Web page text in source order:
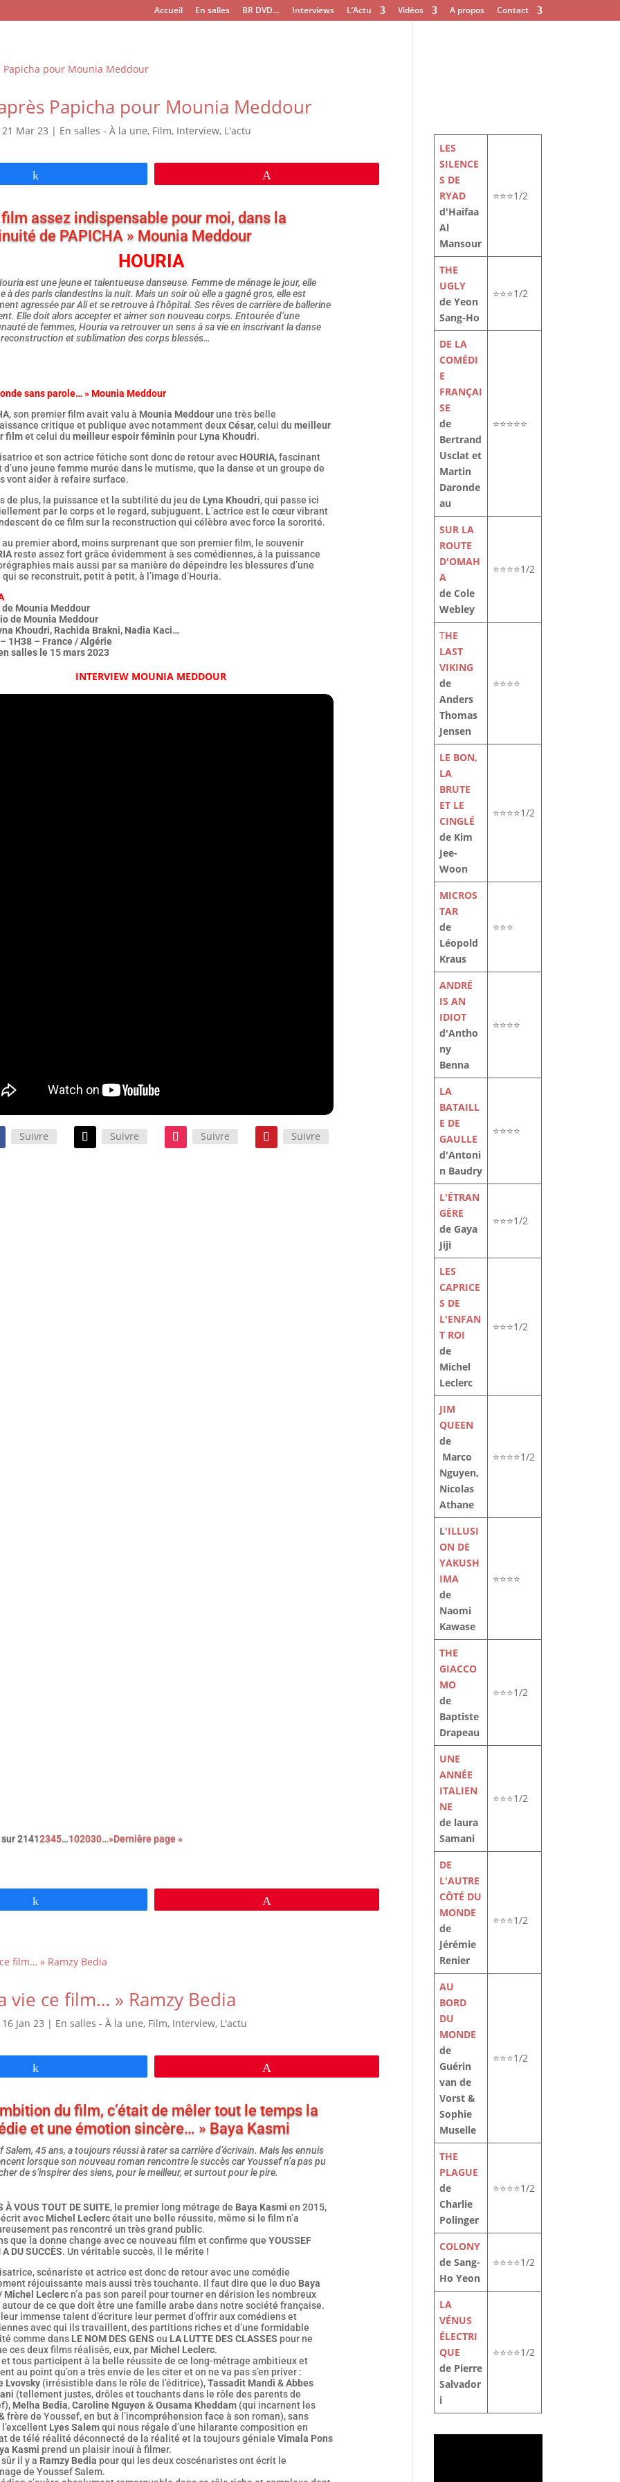
Accueil En salles BR DVD… Interviews L’Actu Vidéos A propos Contact
Papicha pour Mounia Meddour
21 Mar 23 | En salles - À la une, Film, Interview, L'actu
film assez indispensable pour moi, dans la
de PAPICHA » Mounia Meddour
HOURIA
est une jeune et talentueuse danseuse. Femme de ménage le jour, elle
à des paris clandestins la nuit. Mais un soir où elle a gagné gros, elle est
agressée par Ali et se retrouve à l’hôpital. Ses rêves de carrière de ballerine
Elle doit alors accepter et aimer son nouveau corps. Entourée d’une
de femmes, Houria va retrouver un sens à sa vie en inscrivant la danse
reconstruction et sublimation des corps blessés…
sans parole… » Mounia Meddour
, son premier film avait valu à Mounia Meddourune très belle
critique et publique avec notamment deuxCésar,celui du meilleur
filmet celui du meilleur espoir féminin pourLyna Khoudri.
et son actrice fétiche sont donc de retour avec HOURIA,fascinant
d’une jeune femme murée dans le mutisme, que la danse et un groupe de
vont aider à refaire surface.
de plus, la puissance et la subtilité du jeu de Lyna Khoudri, qui passe ici
par le corps et le regard, subjuguent. L’actrice est le cœur vibrant
de ce film sur la reconstruction qui célèbre avec force la sororité.
au premier abord, moins surprenant que son premier film, le souvenir
reste assez fort grâce évidemment à ses comédiennes, à la puissance
mais aussi par sa manière de dépeindre les blessures d’une
se reconstruit, petit à petit, à l’image d’Houria.
Mounia Meddour
de Mounia Meddour
Khoudri, Rachida Brakni, Nadia Kaci…
1H38 – France / Algérie
salles le 15 mars 2023
INTERVIEW MOUNIA MEDDOUR
Suivre Suivre Suivre Suivre
21412345…102030…»Dernière page »
vie ce film… » Ramzy Bedia
16 Jan 23 | En salles - À la une, Film, Interview, L'actu
du film, c’était de mêler tout le temps la
et une émotion sincère… » Baya Kasmi
Salem, 45 ans, a toujours réussi à rater sa carrière d’écrivain. Mais les ennuis
lorsque son nouveau roman rencontre le succès car Youssef n’a pas pu
de s’inspirer des siens, pour le meilleur, et surtout pour le pire.
À VOUS TOUT DE SUITE, le premier long métrage de Baya Kasmi en 2015,
avec Michel Leclercétait une belle réussite, même si le film n’a
pas rencontré un très grand public.
que la donne change avec ce nouveau film et confirme que YOUSSEF
DU SUCCÈS. Un véritable succès, il le mérite !
scénariste et actrice est donc de retour avec une comédie
réjouissante mais aussi très touchante. Il faut dire que le duo Baya
Michel Leclercn’a pas son pareil pour tourner en dérision les nombreux
de ce que doit être une famille arabe dans notre société française.
immense talent d’écriture leur permet d’offrir aux comédiens et
avec qui ils travaillent, des partitions riches et d’une formidable
comme dans LE NOM DES GENS ou LA LUTTE DES CLASSES pour ne
ces deux films réalisés, eux, par Michel Leclerc.
tous participent à la belle réussite de ce long-métrage ambitieux et
au point qu’on a très envie de les citer et on ne va pas s’en priver :
Lvovsky (irrésistible dans le rôle de l’éditrice),Tassadit Mandi &Abbes
(tellement justes, drôles et touchants dans le rôle des parents de
Melha Bedia,Caroline Nguyen &Ousama Kheddam(qui incarnent les
frère de Youssef, en but à l’incompréhension face à son roman), sans
Lyes Salemqui nous régale d’une hilarante composition en
de télé réalité déconnecté de la réalité et la toujours géniale Vimala Pons
Kasmi prend un plaisir inouï à filmer.
il y a Ramzy Bedia pour qui les deux coscénaristes ont écrit le
de Youssef Salem.
LES
SILENCE
S DE
RYAD
d'Haifaa
Al
Mansour
⭐⭐⭐1/2
THE
UGLY
de Yeon
Sang-Ho
⭐⭐⭐1/2
DE LA
COMÉDI
E
FRANÇAI
SE
de
Bertrand
Usclat et
Martin
Daronde
au
⭐⭐⭐⭐⭐
SUR LA
ROUTE
D'OMAH
A
de Cole
Webley
⭐⭐⭐⭐1/2
THE
LAST
VIKING
de
Anders
Thomas
Jensen
⭐⭐⭐⭐
LE BON,
LA
BRUTE
ET LE
CINGLÉ
de Kim
Jee-
Woon
⭐⭐⭐⭐1/2
MICROS
TAR
de
Léopold
Kraus
⭐⭐⭐
ANDRÉ
IS AN
IDIOT
d'Antho
ny
Benna
⭐⭐⭐⭐
LA
BATAILL
E DE
GAULLE
d'Antoni
n Baudry
⭐⭐⭐⭐
L'ÉTRAN
GÈRE
de Gaya
Jiji
⭐⭐⭐1/2
LES
CAPRICE
S DE
L'ENFAN
T ROI
de
Michel
Leclerc
⭐⭐⭐1/2
JIM
QUEEN
de
Marco
Nguyen,
Nicolas
Athane
⭐⭐⭐⭐1/2
L'ILLUSI
ON DE
YAKUSH
IMA
de
Naomi
Kawase
⭐⭐⭐⭐
THE
GIACCO
MO
de
Baptiste
Drapeau
⭐⭐⭐1/2
UNE
ANNÉE
ITALIEN
NE
de laura
Samani
⭐⭐⭐1/2
DE
L'AUTRE
CÔTÉ DU
MONDE
de
Jérémie
Renier
⭐⭐⭐1/2
AU
BORD
DU
MONDE
de
Guérin
van de
Vorst &
Sophie
Muselle
⭐⭐⭐1/2
THE
PLAGUE
de
Charlie
Polinger
⭐⭐⭐⭐1/2
COLONY
de Sang-
Ho Yeon
⭐⭐⭐⭐1/2
LA
VÉNUS
ÉLECTRI
QUE
de Pierre
Salvador
i
⭐⭐⭐⭐1/2